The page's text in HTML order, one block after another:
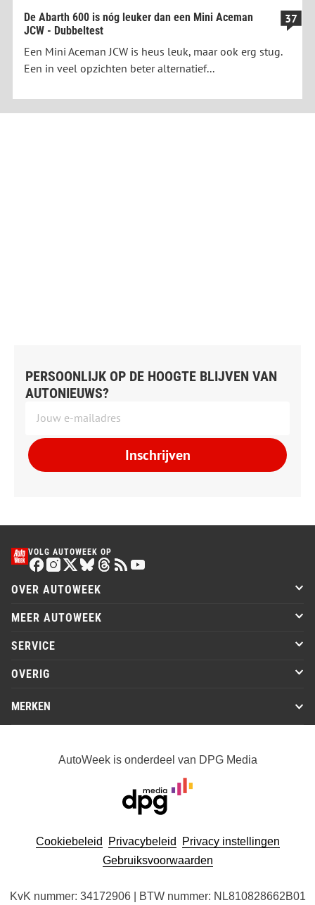
De Abarth 600 is nóg leuker dan een Mini Aceman
JCW - Dubbeltest
37
Een Mini Aceman JCW is heus leuk, maar ook erg stug.
Een in veel opzichten beter alternatief...
PERSOONLIJK OP DE HOOGTE BLIJVEN VAN
AUTONIEUWS?
Inschrijven
VOLG AUTOWEEK OP
OVER AUTOWEEK
MEER AUTOWEEK
SERVICE
OVERIG
MERKEN
AutoWeek is onderdeel van DPG Media
Cookiebeleid Privacybeleid
Privacy instellingen
Gebruiksvoorwaarden
KvK nummer: 34172906 | BTW nummer: NL810828662B01